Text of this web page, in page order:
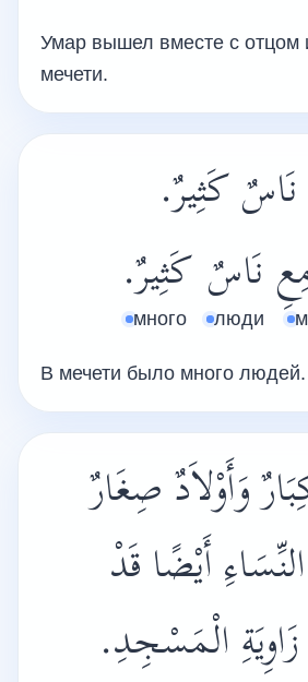
Умар вышел вместе с
мечети.
كَثِيرٌ.
نَاسٌ
люди
كَثِيرٌ.
много
В мечети было много людей.
وَأَوْلاَدٌ صِغَارٌ
أَيْضًا قَدْ
الْمَسْجِدِ.